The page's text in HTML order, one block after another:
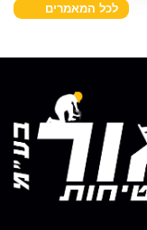
לכל המאמרים